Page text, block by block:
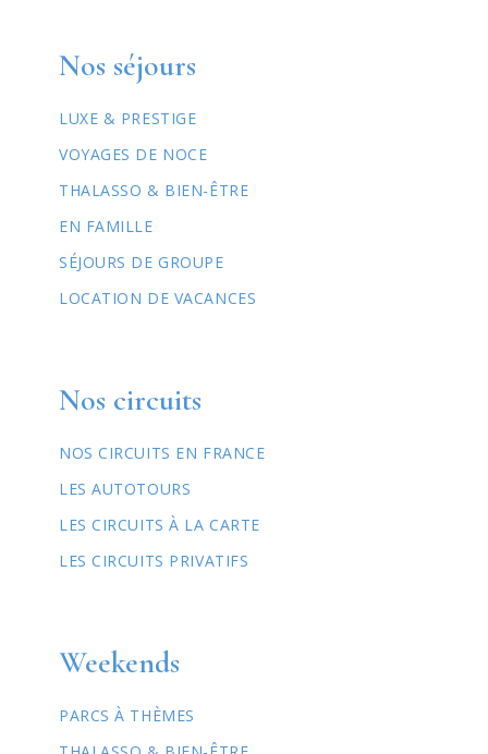
Nos séjours
LUXE & PRESTIGE
VOYAGES DE NOCE
THALASSO & BIEN-ÊTRE
EN FAMILLE
SÉJOURS DE GROUPE
LOCATION DE VACANCES
Nos circuits
NOS CIRCUITS EN FRANCE
LES AUTOTOURS
LES CIRCUITS À LA CARTE
LES CIRCUITS PRIVATIFS
Weekends
PARCS À THÈMES